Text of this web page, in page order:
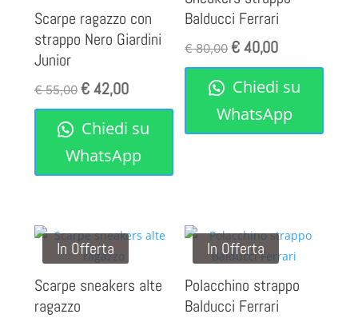
Scarpe ragazzo con
strappo Nero Giardini
Junior
€55,00 Il
prezzo
originale
era:
€ 55,00.
€42,00Il
prezzo
attuale
è:
€ 42,00.
Chiedi su
WhatsApp
Balducci Ferrari
€80,00Il
prezzo
originale
era:
€ 80,00.
€40,00Il
prezzo
attuale
è:
€ 40,00.
Chiedi su
WhatsApp
In Offerta
Scarpe sneakers alte
ragazzo
In Offerta
Polacchino strappo
Balducci Ferrari